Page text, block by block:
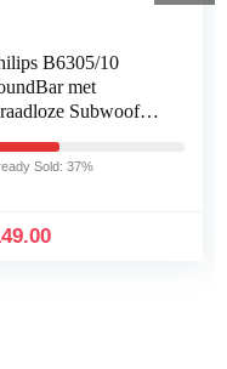
Hoofdtelefoon
Vervangende Pads
voor Bose, ELZO
Oorkussens voor Bose
35…
Already Sold: 20%
€8.99